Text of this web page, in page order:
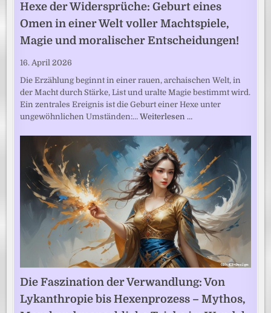
Hexe der Widersprüche: Geburt eines
Omen in einer Welt voller Machtspiele,
Magie und moralischer Entscheidungen!
16. April 2026
Die Erzählung beginnt in einer rauen, archaischen Welt, in
der Macht durch Stärke, List und uralte Magie bestimmt wird.
Ein zentrales Ereignis ist die Geburt einer Hexe unter
ungewöhnlichen Umständen:…Weiterlesen …
Die Faszination der Verwandlung: Von
Lykanthropie bis Hexenprozess – Mythos,